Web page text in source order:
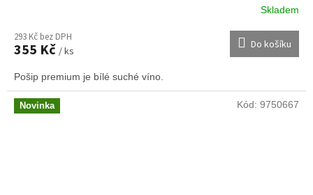
Skladem
293 Kč bez DPH
355 Kč / ks Do košíku
Pošip premium je bílé suché víno.
Novinka Kód: 9750667